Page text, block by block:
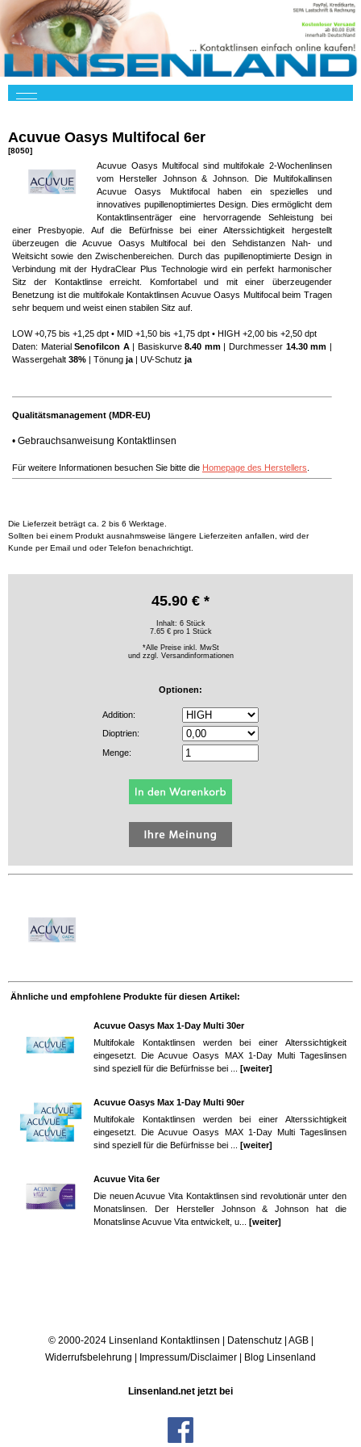
Acuvue Oasys Multifocal 6er
[8050]
Acuvue Oasys Multifocal sind multifokale 2-Wochenlinsen
vom Hersteller Johnson & Johnson. Die Multifokallinsen
Acuvue Oasys Muktifocal haben ein spezielles und
innovatives pupillenoptimiertes Design. Dies ermöglicht dem
Kontaktlinsenträger eine hervorragende Sehleistung bei
einer Presbyopie. Auf die Befürfnisse bei einer Alterssichtigkeit hergestellt
überzeugen die Acuvue Oasys Multifocal bei den Sehdistanzen Nah- und
Weitsicht sowie den Zwischenbereichen. Durch das pupillenoptimierte Design in
Verbindung mit der HydraClear Plus Technologie wird ein perfekt harmonischer
Sitz der Kontaktlinse erreicht. Komfortabel und mit einer überzeugender
Benetzung ist die multifokale Kontaktlinsen Acuvue Oasys Multifocal beim Tragen
sehr bequem und weist einen stabilen Sitz auf.
LOW +0,75 bis +1,25 dpt • MID +1,50 bis +1,75 dpt • HIGH +2,00 bis +2,50 dpt
Daten: MaterialSenofilcon A| Basiskurve8.40 mm| Durchmesser 14.30 mm |
Wassergehalt 38% | Tönung ja | UV-Schutz ja
Qualitätsmanagement (MDR-EU)
• Gebrauchsanweisung Kontaktlinsen
Für weitere Informationen besuchen Sie bitte die Homepage des Herstellers
Die Lieferzeit beträgt ca. 2 bis 6 Werktage.
Sollten bei einem Produkt ausnahmsweise längere Lieferzeiten anfallen, wird der
Kunde per Email und oder Telefon benachrichtigt.
45.90 € *
Inhalt: 6 Stück
7.65 € pro 1 Stück
*Alle Preise inkl. MwSt
und zzgl. Versandinformationen
Optionen:
Addition:
Dioptrien:
Menge:
Ähnliche und empfohlene Produkte für diesen Artikel:
Acuvue Oasys Max 1-Day Multi 30er
Multifokale Kontaktlinsen werden bei einer Alterssichtigkeit
eingesetzt. Die Acuvue Oasys MAX 1-Day Multi Tageslinsen
sind speziell für die Befürfnisse bei ... [weiter]
Acuvue Oasys Max 1-Day Multi 90er
Multifokale Kontaktlinsen werden bei einer Alterssichtigkeit
eingesetzt. Die Acuvue Oasys MAX 1-Day Multi Tageslinsen
sind speziell für die Befürfnisse bei ... [weiter]
Acuvue Vita 6er
Die neuen Acuvue Vita Kontaktlinsen sind revolutionär unter den
Monatslinsen. Der Hersteller Johnson & Johnson hat die
Monatslinse Acuvue Vita entwickelt, u... [weiter]
© 2000-2024 Linsenland Kontaktlinsen | Datenschutz| AGB|
Widerrufsbelehrung | Impressum/Disclaimer | Blog Linsenland
Linsenland.net jetzt bei